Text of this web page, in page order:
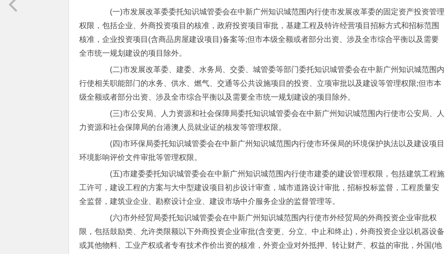
(一)市发展改革委委托知识城管委会在中新广州知识城范围内行使市发展改革委的固定资产投资管理
权限，包括企业、外商投资项目的核准，政府投资项目审批，基建工程及特许经营项目招标方式和招标范围
核准，企业投资项目(含商品房屋建设项目)备案等;但市本级全额或者部分出资、涉及全市综合平衡以及需要
全市统一规划建设的项目除外。
(二)市发展改革委、建委、水务局、交委、城管委等部门委托知识城管委会在中新广州知识城范围内
行使相关职能部门的水务、供水、燃气、交通等公共设施项目的投资、立项审批以及建设等管理权限;但市本
级全额或者部分出资、涉及全市综合平衡以及需要全市统一规划建设的项目除外。
(三)市公安局、人力资源和社会保障局委托知识城管委会在中新广州知识城范围内行使市公安局、人
力资源和社会保障局的台港澳人员就业证的核发等管理权限。
(四)市环保局委托知识城管委会在中新广州知识城范围内行使市环保局的环境保护执法以及建设项目
环境影响评价文件审批等管理权限。
(五)市建委委托知识城管委会在中新广州知识城范围内行使市建委的建设管理权限，包括建筑工程施
工许可，建设工程的方案与大中型建设项目初步设计审查，城市道路设计审批，招标投标监督，工程质量安
全监督，建筑业企业、勘察设计企业、建设市场中介服务企业的监督管理等。
(六)市外经贸局委托知识城管委会在中新广州知识城范围内行使市外经贸局的外商投资企业审批权
限，包括鼓励类、允许类限额以下外商投资企业审批(含变更、分立、中止和终止)，外商投资企业以机器设备
或其他物料、工业产权或者专有技术作价出资的核准，外资企业对外抵押、转让财产、权益的审批，外国(地